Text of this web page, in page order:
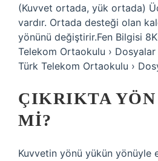
(Kuvvet ortada, yük ortada)
vardır. Ortada desteği olan
yönünü değiştirir.Fen Bilgisi
Telekom Ortaokulu ›
Türk Telekom Ortaokulu ›
ÇIKRIKTA
MI?
Kuvvetin yönü yükün yönüyle